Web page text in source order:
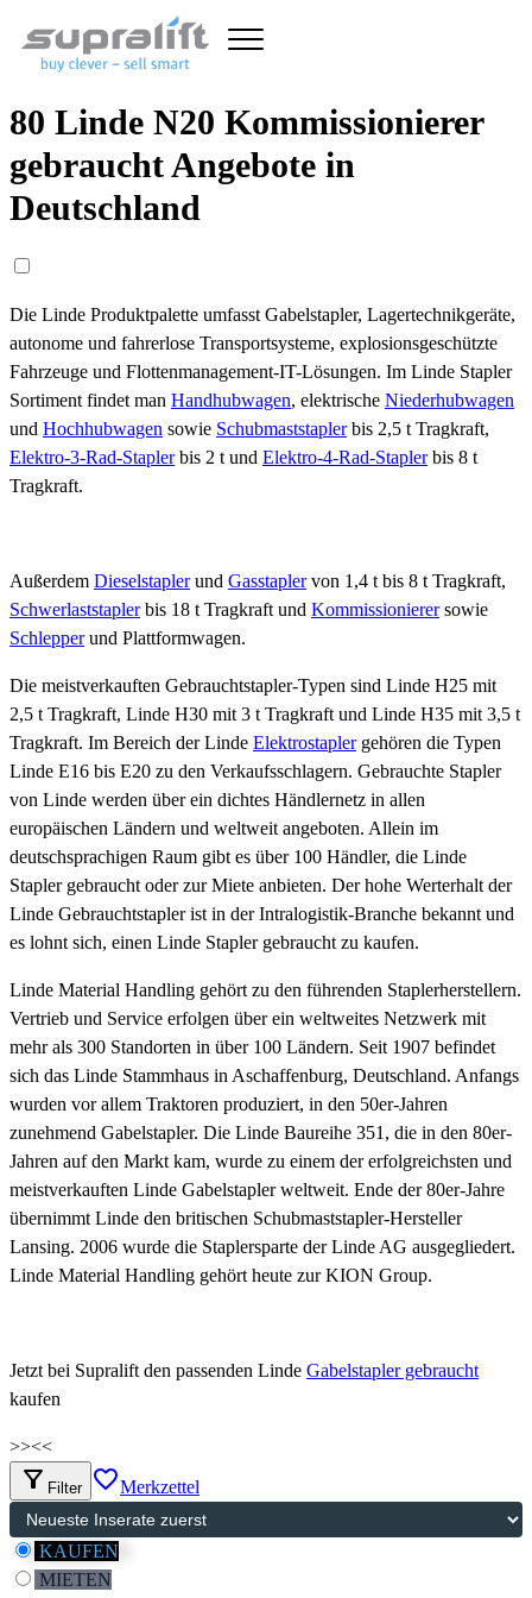
80 Linde N20 Kommissionierer
gebraucht Angebote in
Deutschland
Die Linde Produktpalette umfasst Gabelstapler, Lagertechnikgeräte,
autonome und fahrerlose Transportsysteme, explosionsgeschützte
Fahrzeuge und Flottenmanagement-IT-Lösungen. Im Linde Stapler
Sortiment findet man Handhubwagen, elektrische Niederhubwagen
und Hochhubwagen sowie Schubmaststaplerbis 2,5 t Tragkraft,
Elektro-3-Rad-Staplerbis 2 t und Elektro-4-Rad-Staplerbis 8 t
Tragkraft.
Außerdem Dieselstaplerund Gasstaplervon 1,4 t bis 8 t Tragkraft,
Schwerlaststaplerbis 18 t Tragkraft und Kommissionierersowie
Schlepperund Plattformwagen.
Die meistverkauften Gebrauchtstapler-Typen sind Linde H25 mit
2,5 t Tragkraft, Linde H30 mit 3 t Tragkraft und Linde H35 mit 3,5 t
Tragkraft. Im Bereich der Linde Elektrostaplergehören die Typen
Linde E16 bis E20 zu den Verkaufsschlagern. Gebrauchte Stapler
von Linde werden über ein dichtes Händlernetz in allen
europäischen Ländern und weltweit angeboten. Allein im
deutschsprachigen Raum gibt es über 100 Händler, die Linde
Stapler gebraucht oder zur Miete anbieten. Der hohe Werterhalt der
Linde Gebrauchtstapler ist in der Intralogistik-Branche bekannt und
es lohnt sich, einen Linde Stapler gebraucht zu kaufen.
Linde Material Handling gehört zu den führenden Staplerherstellern.
Vertrieb und Service erfolgen über ein weltweites Netzwerk mit
mehr als 300 Standorten in über 100 Ländern. Seit 1907 befindet
sich das Linde Stammhaus in Aschaffenburg, Deutschland. Anfangs
wurden vor allem Traktoren produziert, in den 50er-Jahren
zunehmend Gabelstapler. Die Linde Baureihe 351, die in den 80er-
Jahren auf den Markt kam, wurde zu einem der erfolgreichsten und
meistverkauften Linde Gabelstapler weltweit. Ende der 80er-Jahre
übernimmt Linde den britischen Schubmaststapler-Hersteller
Lansing. 2006 wurde die Staplersparte der Linde AG ausgegliedert.
Linde Material Handling gehört heute zur KION Group.
Jetzt bei Supralift den passenden Linde Gabelstapler gebraucht
kaufen
>><<
filter_alt Filter favorite_borderMerkzettel
KAUFEN
MIETEN